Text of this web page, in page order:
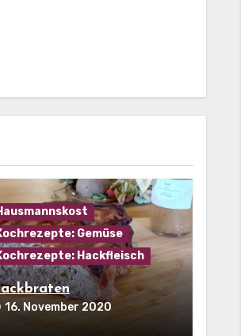
Gemüse
Hackfleisch
16. November 2020